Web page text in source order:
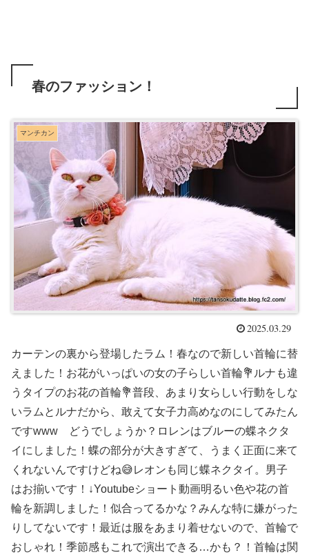
春のファッション！
マンチカン
2025.03.29
カーテンの裏から登場したラム！春なので新しい首輪に替
えました！お花がいっぱいの女の子らしい首輪💐ルナも違
うタイプのお花の首輪💐普段、あまり女らしい行動をしな
いラムとルナだから、敢えて女子力高めなのにしてみたん
ですwww どうでしょうか？ロレンはブルーの蝶ネクタ
イにしました！蝶の部分が大きすぎて、うまく正面に来て
くれないんですけどね😅レオンも同じ蝶ネクタイ。男子
はお揃いです！↓Youtubeショート動画明るい色や花の首
輪を新調しました！似合ってるかな？みんな特に嫌がった
りしてないです！最近は服をあまり着せないので、首輪で
おしゃれ！季節感もこれで演出できる…かも？！首輪は関